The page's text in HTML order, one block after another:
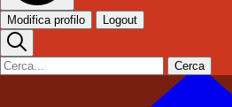
Modifica profilo Logout
Cerca